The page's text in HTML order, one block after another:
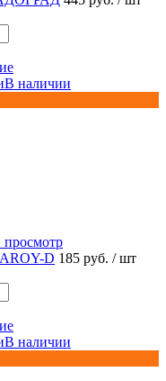
В наличии
D 185 руб. / шт
В наличии